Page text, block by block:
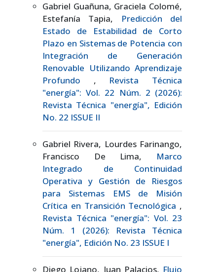
Gabriel Guañuna, Graciela Colomé,
Estefanía Tapia,
Predicción del
Estado de Estabilidad de Corto
Plazo en Sistemas de Potencia con
Integración de Generación
Renovable Utilizando Aprendizaje
Profundo , Revista Técnica
"energía": Vol. 22 Núm. 2 (2026):
Revista Técnica "energía", Edición
No. 22 ISSUE II
Gabriel Rivera, Lourdes Farinango,
Francisco De Lima, Marco
Integrado de Continuidad
Operativa y Gestión de Riesgos
para Sistemas EMS de Misión
Crítica en Transición Tecnológica ,
Revista Técnica "energía": Vol. 23
Núm. 1 (2026): Revista Técnica
"energía", Edición No. 23 ISSUE I
Diego Lojano, Juan Palacios, Flujo